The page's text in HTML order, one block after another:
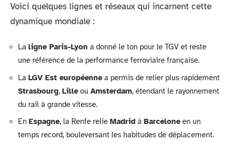
Voici quelques lignes et réseaux qui incarnent cette
dynamique mondiale :
La ligne Paris-Lyon a donné le ton pour le TGV et reste
une référence de la performance ferroviaire française.
La LGV Est européennea permis de relier plus rapidement
Strasbourg, Lilleou Amsterdam, étendant le rayonnement
du rail à grande vitesse.
En Espagne, la Renfe relie Madrid à Barceloneen un
temps record, bouleversant les habitudes de déplacement.